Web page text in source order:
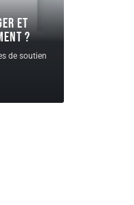
et
?
de soutien